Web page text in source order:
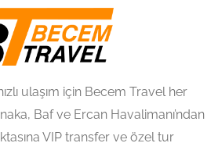
ulaşım için Becem Travel her
Baf ve Ercan Havalimanı’ndan
VIP transfer ve özel tur